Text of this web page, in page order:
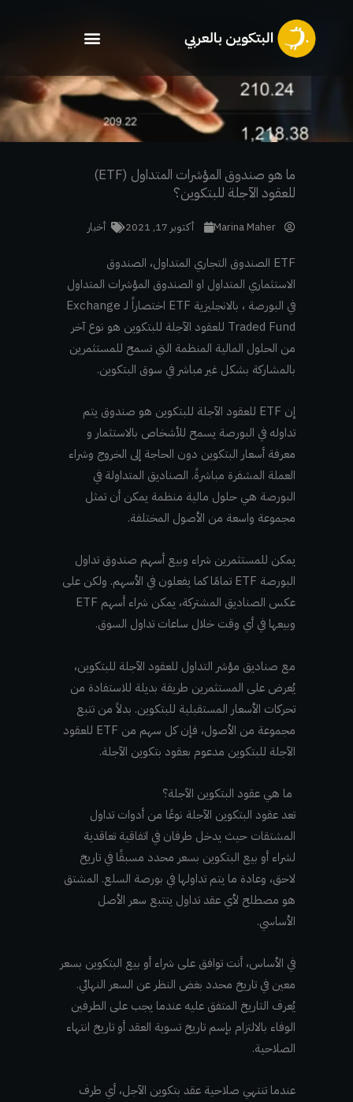
ما هو صندوق المؤشرات المتداول (ETF)
للعقود الآجلة للبتكوين؟
Marina Maher أكتوبر 17, 2021 أخبار
ETF الصندوق التجاري المتداول، الصندوق
الاستثماري المتداول او الصندوق المؤشرات المتداول
في البورصة ، بالانجليزية ETF اختصاراً لـ Exchange
Traded Fund للعقود الآجلة للبتكوين هو نوع آخر
من الحلول المالية المنظمة التي تسمح للمستثمرين
بالمشاركة بشكل غير مباشر في سوق البتكوين.
إن ETF للعقود الآجلة للبتكوين هو صندوق يتم
تداوله في البورصة يسمح للأشخاص بالاستثمار و
معرفة أسعار البتكوين دون الحاجة إلى الخروج وشراء
العملة المشفرة مباشرةً. الصناديق المتداولة في
البورصة هي حلول مالية منظمة يمكن أن تمثل
مجموعة واسعة من الأصول المختلفة.
يمكن للمستثمرين شراء وبيع أسهم صندوق تداول
البورصة ETF تمامًا كما يفعلون في الأسهم. ولكن على
عكس الصناديق المشتركة، يمكن شراء أسهم ETF
وبيعها في أي وقت خلال ساعات تداول السوق.
مع صناديق مؤشر التداول للعقود الآجلة للبتكوين،
يُعرض على المستثمرين طريقة بديلة للاستفادة من
تحركات الأسعار المستقبلية للبتكوين. بدلاً من تتبع
مجموعة من الأصول، فإن كل سهم من ETF للعقود
الآجلة للبتكوين مدعوم بعقود بتكوين الآجلة.
ما هي عقود البتكوين الآجلة؟
تعد عقود البتكوين الآجلة نوعًا من أدوات تداول
المشتقات حيث يدخل طرفان في اتفاقية تعاقدية
لشراء أو بيع البتكوين بسعر محدد مسبقًا في تاريخ
لاحق، وعادة ما يتم تداولها في بورصة السلع. المشتق
هو مصطلح لأي عقد تداول يتتبع سعر الأصل
الأساسي.
في الأساس، أنت توافق على شراء أو بيع البتكوين بسعر
معين في تاريخ محدد بغض النظر عن السعر النهائي.
يُعرف التاريخ المتفق عليه عندما يجب على الطرفين
الوفاء بالالتزام بإسم تاريخ تسوية العقد أو تاريخ انتهاء
الصلاحية.
عندما تنتهي صلاحية عقد بتكوين الآجل، أي طرف